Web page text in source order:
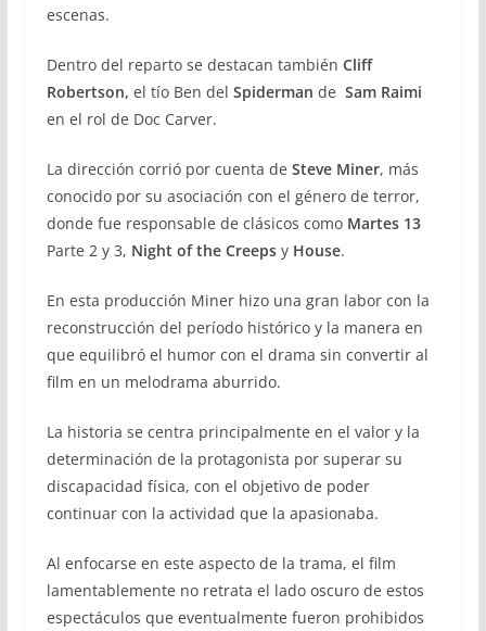
escenas.
Dentro del reparto se destacan también Cliff
Robertson, el tío Ben del Spiderman de Sam Raimi
en el rol de Doc Carver.
La dirección corrió por cuenta de Steve Miner, más
conocido por su asociación con el género de terror,
donde fue responsable de clásicos como Martes 13
Parte 2 y 3, Night of the CreepsyHouse.
En esta producción Miner hizo una gran labor con la
reconstrucción del período histórico y la manera en
que equilibró el humor con el drama sin convertir al
film en un melodrama aburrido.
La historia se centra principalmente en el valor y la
determinación de la protagonista por superar su
discapacidad física, con el objetivo de poder
continuar con la actividad que la apasionaba.
Al enfocarse en este aspecto de la trama, el film
lamentablemente no retrata el lado oscuro de estos
espectáculos que eventualmente fueron prohibidos